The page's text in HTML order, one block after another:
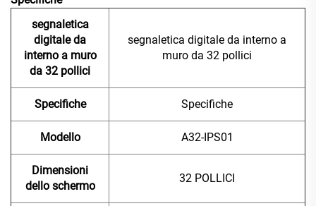
segnaletica
digitale da
interno a muro
da 32 pollici
segnaletica digitale da interno a
muro da 32 pollici
Specifiche Specifiche
Modello A32-IPS01
Dimensioni
dello schermo
32 POLLICI